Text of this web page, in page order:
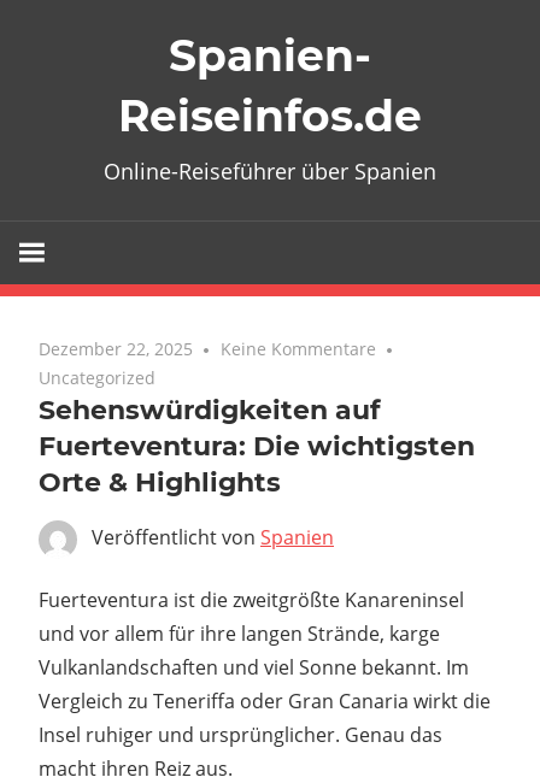
Spanien-
Reiseinfos.de
Online-Reiseführer über Spanien
Dezember 22, 2025
Keine Kommentare
Uncategorized
Sehenswürdigkeiten auf
Fuerteventura: Die wichtigsten
Orte & Highlights
Veröffentlicht von Spanien
Fuerteventura ist die zweitgrößte Kanareninsel
und vor allem für ihre langen Strände, karge
Vulkanlandschaften und viel Sonne bekannt. Im
Vergleich zu Teneriffa oder Gran Canaria wirkt die
Insel ruhiger und ursprünglicher. Genau das
macht ihren Reiz aus.